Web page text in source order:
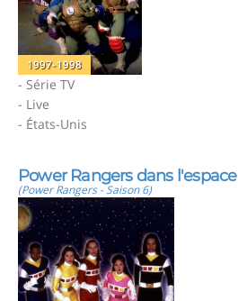
1997-1998
- Série TV
- Live
- États-Unis
Power Rangers dans l'espace
(Power Rangers - Saison 6)